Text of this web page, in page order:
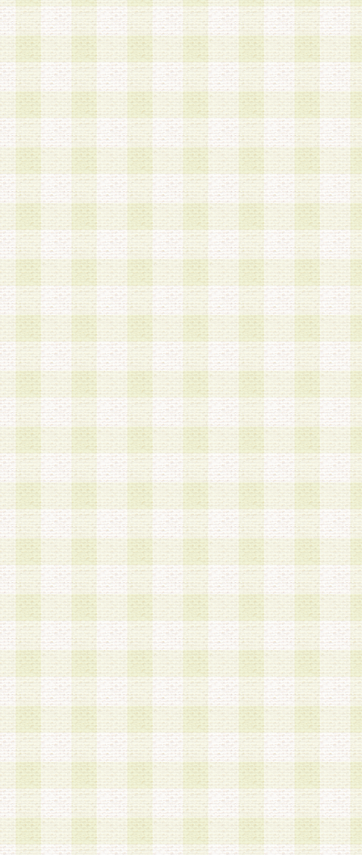
のとします。
第5条 会員の登録情報
1.当社は、会員の登録情報に含まれる氏名・住所
アドレス等会員個人を識別できる情報を当社が別
シーポリシー
」に基づき適切に取り扱うものとし
は、当該個人情報を以下の各号に定める目的に利
す。なお、これら事項以外の目的で個人情報を利
かじめ会員の同意を得たうえで利用するものとし
a.本サービスの実施または運営
b.本サービスに係る謝礼、景品、調査サンプル品
c.会員からの電話、メール等の問い合わせなどへ
d.その他これらに付随する業務
2.当社は、会員個人を識別することのできる情報
会員情報を本人の承諾なく第三者に開示すること
人を識別できる情報について第三者に開示または
社は事前に会員本人の同意を得るものとします。
3.前項の定めに拘わらず、当社は、以下の目的に
意を 得ることなく、会員個人を識別できる情報
づき選定した委託業者に対して当社の責任におい
できるものとします。な お、当社は、当該委託
契約を締結しこれを遵守させるとともに、本規約
の注意をもって当該情報を使用させるものとし ま
a.本サービスに係る謝礼、景品、調査サンプル品
b.会員からの電話、メール等の問い合わせなどへ
c.モバイルリサーチ、またはグループ形式による
実施もしくは運営
d.その他これらに付随する業務
4.会員は、住所、電話番号その他の登録情報につ
合は、速やかに当社所定の変更手続きを行うもの
5.当社は、必要と認めた場合、会員に対して、電
手段により登録情報の対象者が会員登録者本人で
の内容が正確であること、アンケートの回答内容
うことができるものとます。
6.会員は、会員登録後当社が定期的に行う登録情
して、当社指定の期間内に更新手続きを行うもの
該期間内に更新手続きを行わない場合、その時点
発行したポイントは失効されるものとします。